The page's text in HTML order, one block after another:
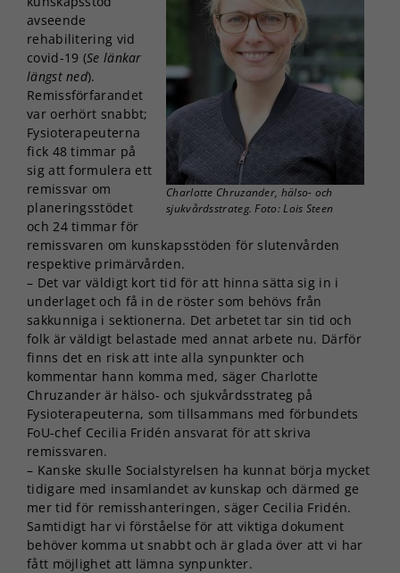
Charlotte Chruzander, hälso- och
sjukvårdsstrateg. Foto: Lois Steen
avseende
rehabilitering vid
covid-19 (Se länkar
längst ned).
Remissförfarandet
var oerhört snabbt;
Fysioterapeuterna
fick 48 timmar på
sig att formulera ett
remissvar om
planeringsstödet
och 24 timmar för
remissvaren om kunskapsstöden för slutenvården
respektive primärvården.
– Det var väldigt kort tid för att hinna sätta sig in i
underlaget och få in de röster som behövs från
sakkunniga i sektionerna. Det arbetet tar sin tid och
folk är väldigt belastade med annat arbete nu. Därför
finns det en risk att inte alla synpunkter och
kommentar hann komma med, säger Charlotte
Chruzander är hälso- och sjukvårdsstrateg på
Fysioterapeuterna, som tillsammans med förbundets
FoU-chef Cecilia Fridén ansvarat för att skriva
remissvaren.
– Kanske skulle Socialstyrelsen ha kunnat börja mycket
tidigare med insamlandet av kunskap och därmed ge
mer tid för remisshanteringen, säger Cecilia Fridén.
Samtidigt har vi förståelse för att viktiga dokument
behöver komma ut snabbt och är glada över att vi har
fått möjlighet att lämna synpunkter.